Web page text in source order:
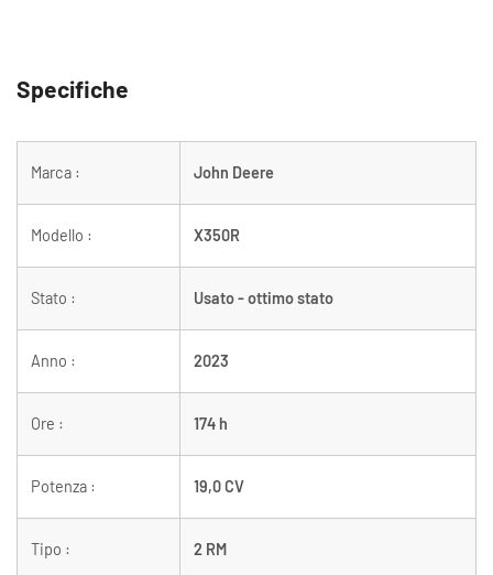
Specifiche
Marca : John Deere
Modello : X350R
Stato : Usato - ottimo stato
Anno : 2023
Ore : 174 h
Potenza : 19,0 CV
Tipo : 2 RM